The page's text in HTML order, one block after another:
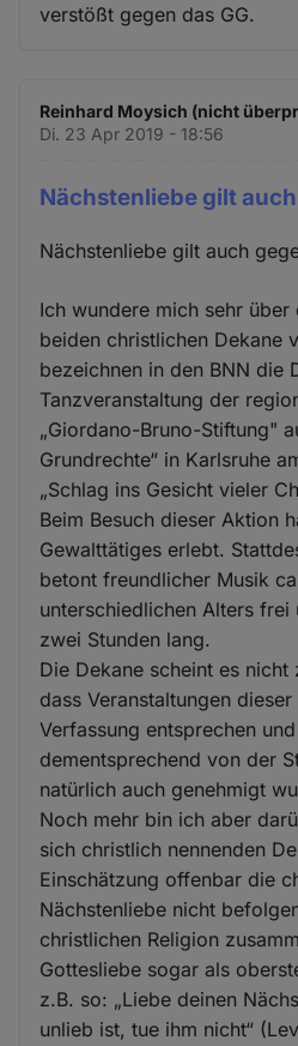
verstößt gegen das GG.
Reinhard Moysich (nicht
Di. 23 Apr 2019 - 18:56
Nächstenliebe gilt auch
Nächstenliebe gilt auch
Ich wundere mich sehr
beiden christlichen Dekane
bezeichnen in den BNN die
Tanzveranstaltung der
„Giordano-Bruno-Stiftung"
Grundrechte“ in Karlsruhe
„Schlag ins Gesicht vieler
Beim Besuch dieser Aktion
Gewalttätiges erlebt.
betont freundlicher Musik
unterschiedlichen Alters
zwei Stunden lang.
Die Dekane scheint es nicht
dass Veranstaltungen
Verfassung entsprechen
dementsprechend von der
natürlich auch genehmigt
Noch mehr bin ich aber
sich christlich nennenden
Einschätzung offenbar die
Nächstenliebe nicht
christlichen Religion
Gottesliebe sogar als
z.B. so: „Liebe deinen
unlieb ist, tue ihm nicht“